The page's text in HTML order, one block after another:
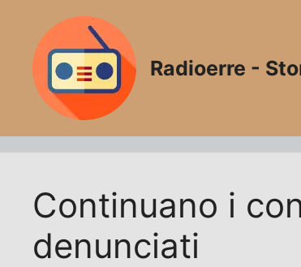
contenuto
Radioerre -
Continuano i
denunciati